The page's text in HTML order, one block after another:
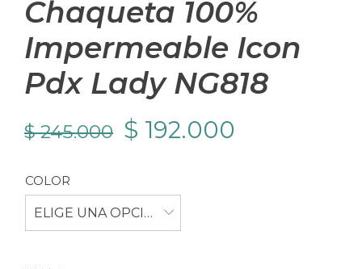
Chaqueta 100%
Impermeable Icon
Pdx Lady NG818
$245.000 El
original
era:
$ 192.000
COLOR
ELIGE UNA OPCIÓN